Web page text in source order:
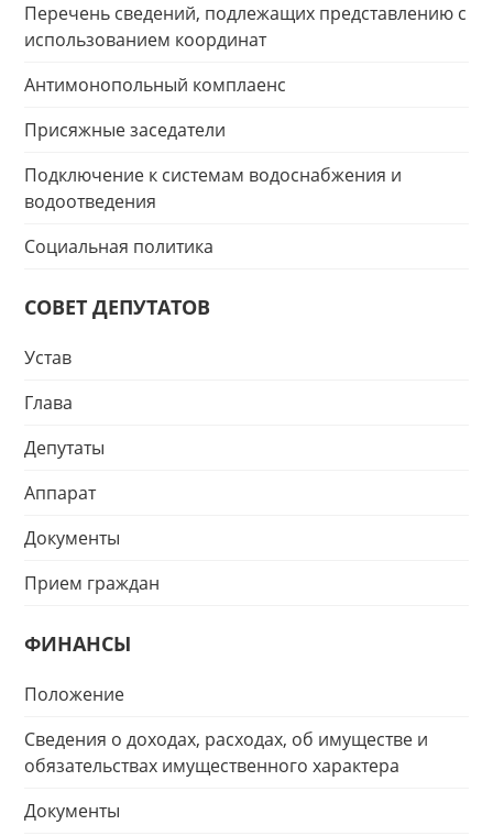
Перечень сведений, подлежащих представлению с
использованием координат
Антимонопольный комплаенс
Присяжные заседатели
Подключение к системам водоснабжения и
водоотведения
Социальная политика
СОВЕТ ДЕПУТАТОВ
Устав
Глава
Депутаты
Аппарат
Документы
Прием граждан
ФИНАНСЫ
Положение
Сведения о доходах, расходах, об имуществе и
обязательствах имущественного характера
Документы